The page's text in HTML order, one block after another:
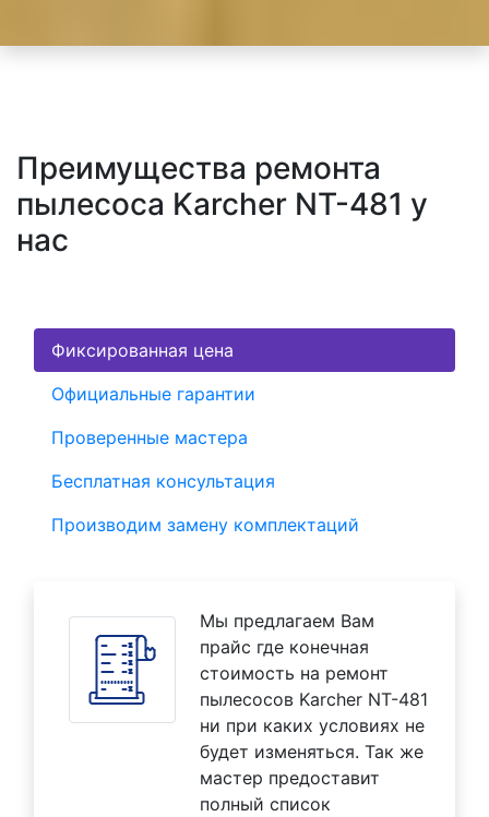
Преимущества ремонта
пылесоса Karcher NT-481 у
нас
Фиксированная цена
Официальные гарантии
Проверенные мастера
Бесплатная консультация
Производим замену комплектаций
Мы предлагаем Вам
прайс где конечная
стоимость на ремонт
пылесосов Karcher NT-481
ни при каких условиях не
будет изменяться. Так же
мастер предоставит
полный список